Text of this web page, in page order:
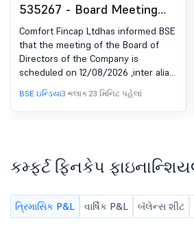
535267 - Board Meeting
Intimation for Unaudited
Financial Results For
Quarter Ended June 30,
2026.
Comfort Fincap Ltdhas informed BSE
that the meeting of the Board of
Directors of the Company is
scheduled on 12/08/2026 ,inter alia,
to consider and approve Unaudited
Financial Results (Standalone and
Consolidated) for the quarter ended
2026, the trading window for dealing
in securities of the Company has
shall continue till 48 hours after the
declaration of the Unaudited
BSE ઇન્ડિયા3 કલાક 23 મિનિટ પહેલાં
કમ્ફર્ટ ફિનકેપ
ત્રિમાસિક P&L વાર્ષિક P&L બૅલેન્સ શીટ